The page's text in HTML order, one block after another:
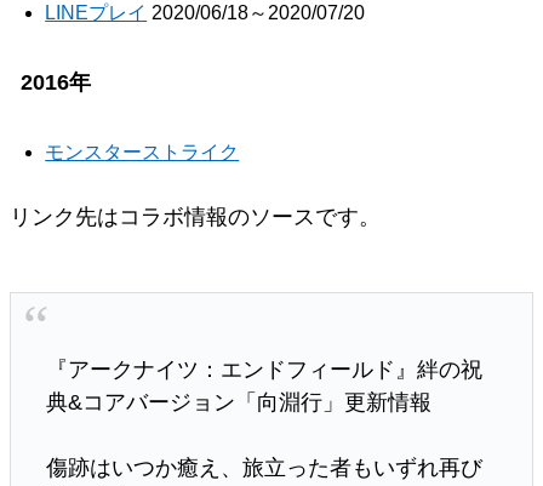
LINEプレイ 2020/06/18～2020/07/20
2016年
モンスターストライク
リンク先はコラボ情報のソースです。
『アークナイツ：エンドフィールド』絆の祝
典&コアバージョン「向淵行」更新情報
傷跡はいつか癒え、旅立った者もいずれ再び